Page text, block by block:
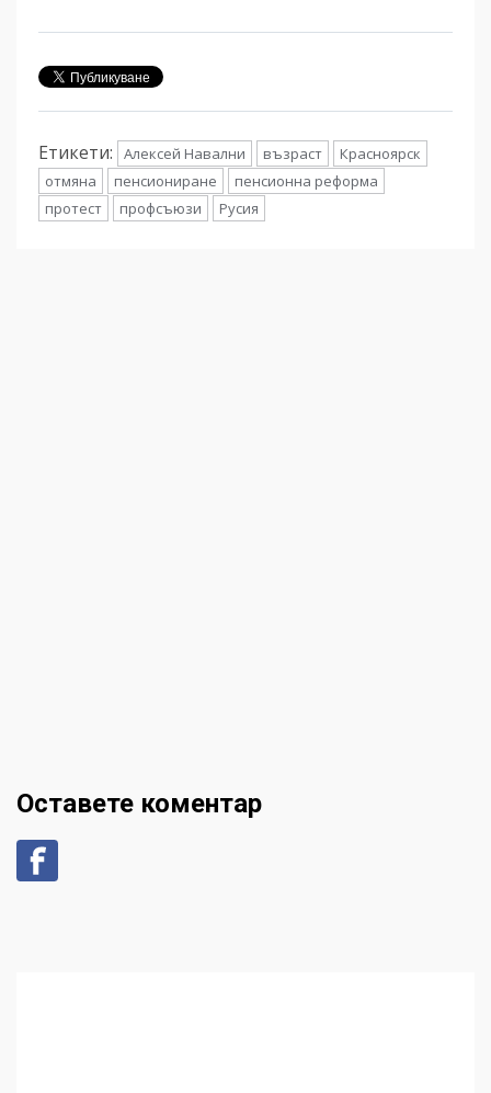
Етикети: Алексей Навални възраст
Красноярск
отмяна
пенсиониране
пенсионна реформа
протест
профсъюзи Русия
Оставете коментар